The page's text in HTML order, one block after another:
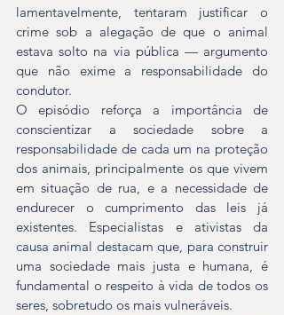
lamentavelmente, tentaram justificar o
crime sob a alegação de que o animal
estava solto na via pública — argumento
que não exime a responsabilidade do
condutor.
O episódio reforça a importância de
conscientizar a sociedade sobre a
responsabilidade de cada um na proteção
dos animais, principalmente os que vivem
em situação de rua, e a necessidade de
endurecer o cumprimento das leis já
existentes. Especialistas e ativistas da
causa animal destacam que, para construir
uma sociedade mais justa e humana, é
fundamental o respeito à vida de todos os
seres, sobretudo os mais vulneráveis.